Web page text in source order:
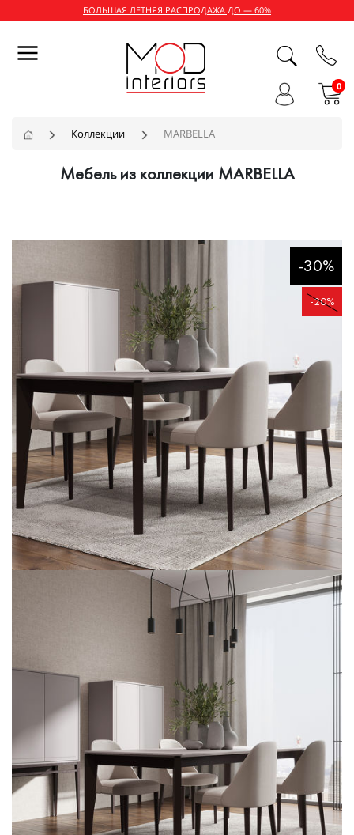
БОЛЬШАЯ ЛЕТНЯЯ РАСПРОДАЖА ДО — 60%
0
Коллекции MARBELLA
Мебель из коллекции MARBELLA
-30%
-20%